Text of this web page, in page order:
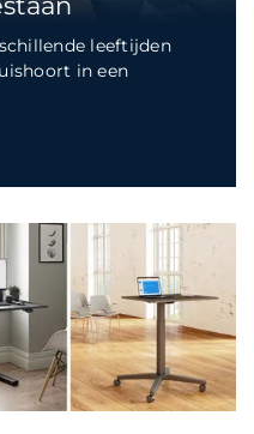
leeftijden
in een